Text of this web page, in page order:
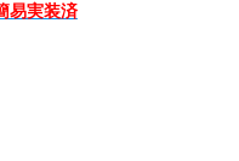
易実装済